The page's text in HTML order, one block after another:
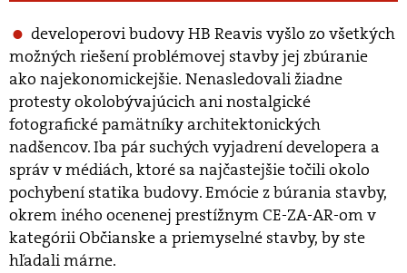
developerovi budovy HB Reavis vyšlo zo všetkých
možných riešení problémovej stavby jej zbúranie
ako najekonomickejšie. Nenasledovali žiadne
protesty okolobývajúcich ani nostalgické
fotografické pamätníky architektonických
nadšencov. Iba pár suchých vyjadrení developera a
správ v médiách, ktoré sa najčastejšie točili okolo
pochybení statika budovy. Emócie z búrania stavby,
okrem iného ocenenej prestížnym CE-ZA-AR-om v
kategórii Občianske a priemyselné stavby, by ste
hľadali márne.